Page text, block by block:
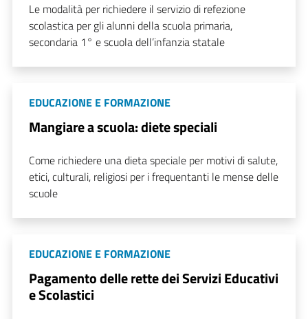
Le modalità per richiedere il servizio di refezione
scolastica per gli alunni della scuola primaria,
secondaria 1° e scuola dell’infanzia statale
EDUCAZIONE E FORMAZIONE
Mangiare a scuola: diete speciali
Come richiedere una dieta speciale per motivi di salute,
etici, culturali, religiosi per i frequentanti le mense delle
scuole
EDUCAZIONE E FORMAZIONE
Pagamento delle rette dei Servizi Educativi
e Scolastici